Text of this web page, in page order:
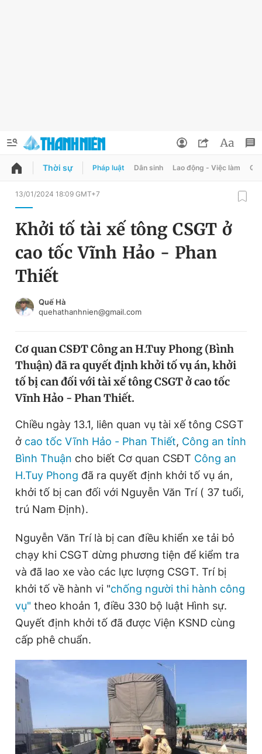
QUẢNG CÁO
Chuyên mục
Chuyên mục khác
Chào ngày mới
Video Magazine
Sản phẩm khác
Tiện ích Bạn cần biết
Thông tin tòa soạn Liên hệ quảng cáo
Đọc Thanh Niên trên điện thoại
Theo dõi báo trên
0906 645 777
Liên hệ quảng cáo
0908 780 404
Đặt báo RSS Tòa soạn
Tổng biên tập: Nguyễn Ngọc Toàn
Phó tổng biên tập thường trực: Hải Thành
Đổi mật khẩu
Tin đã lưu
Đăng xuất
Thời sự Pháp luật Dân sinh Lao động - Việc làm
13/01/2024 18:09 GMT+7
Khởi tố tài xế tông CSGT ở
cao tốc Vĩnh Hảo - Phan
Thiết
Quế Hà
quehathanhnien@gmail.com
Cơ quan CSĐT Công an H.Tuy Phong (Bình
Thuận) đã ra quyết định khởi tố vụ án, khởi
tố bị can đối với tài xế tông CSGT ở cao tốc
Vĩnh Hảo - Phan Thiết.
Chiều ngày 13.1, liên quan vụ tài xế tông CSGT
ở cao tốc Vĩnh Hảo - Phan Thiết, Công an tỉnh
Bình Thuận cho biết Cơ quan CSĐT Công an
H.Tuy Phong đã ra quyết định khởi tố vụ án,
khởi tố bị can đối với Nguyễn Văn Trí ( 37 tuổi,
trú Nam Định).
Nguyễn Văn Trí là bị can điều khiển xe tải bỏ
chạy khi CSGT dừng phương tiện để kiểm tra
và đã lao xe vào các lực lượng CSGT. Trí bị
khởi tố về hành vi "chống người thi hành công
vụ" theo khoản 1, điều 330 bộ luật Hình sự.
Quyết định khởi tố đã được Viện KSND cùng
cấp phê chuẩn.